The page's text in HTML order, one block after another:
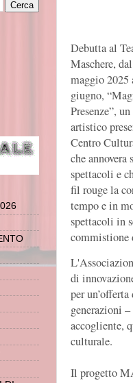
Debutta al
Maschere,
maggio 2025
giugno,
Presenze”,
artistico
Centro
che annovera
spettacoli e
fil rouge la
tempoe in
spettacoli in
commistione
di
per
generazioni
accogliente,
culturale.
Il progetto